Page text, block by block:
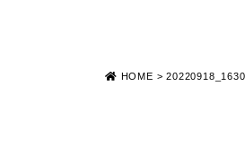
HOME >